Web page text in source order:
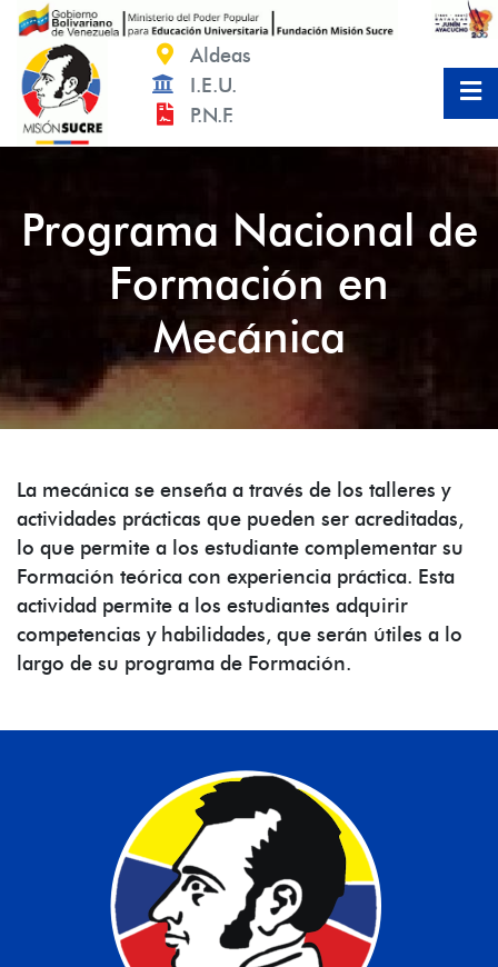
Saltar
contenido
Aldeas
I.E.U.
P.N.F.
Programa Nacional de
Formación en
Mecánica
La mecánica se enseña a través de los talleres y
actividades prácticas que pueden ser acreditadas,
lo que permite a los estudiante complementar su
Formación teórica con experiencia práctica. Esta
actividad permite a los estudiantes adquirir
competencias y habilidades, que serán útiles a lo
largo de su programa de Formación.